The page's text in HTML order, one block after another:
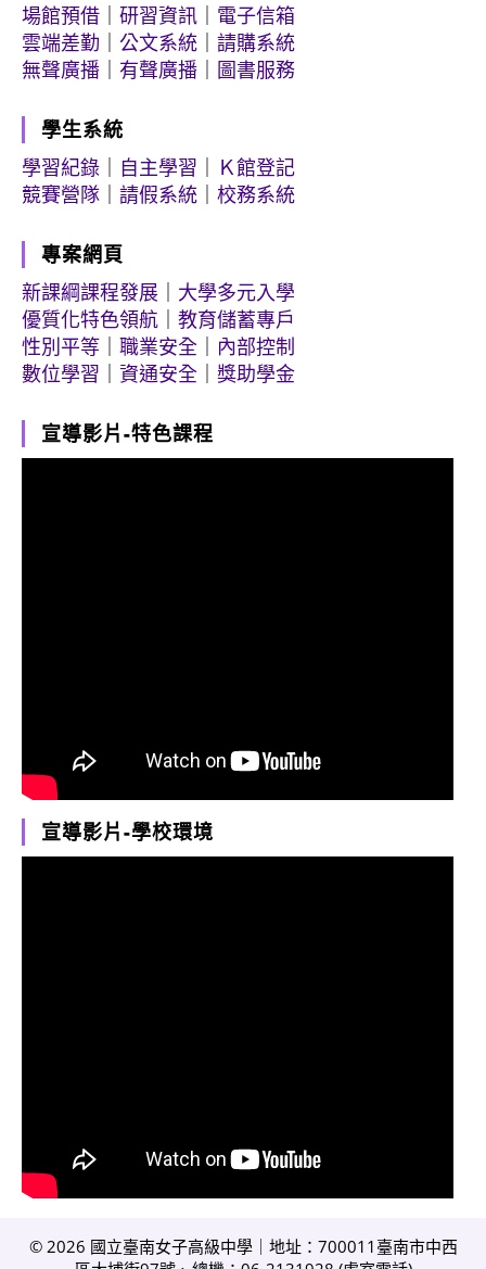
場館預借
研習資訊
電子信箱
雲端差勤
公文系統
請購系統
無聲廣播
有聲廣播 圖書服務
學生系統
學習紀錄
自主學習
Ｋ館登記
競賽營隊
請假系統 校務系統
專案網頁
新課綱課程發展
大學多元入學
優質化特色領航
教育儲蓄專戶
性別平等
職業安全
內部控制
數位學習
資通安全 獎助學金
宣導影片-特色課程
宣導影片-學校環境
© 2026 國立臺南女子高級中學｜地址：700011臺南市中西